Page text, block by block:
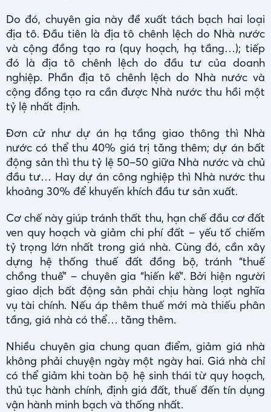
Do đó, chuyên gia này đề xuất tách bạch hai loại
địa tô. Đầu tiên là địa tô chênh lệch do Nhà nước
và cộng đồng tạo ra (quy hoạch, hạ tầng…); tiếp
đó là địa tô chênh lệch do đầu tư của doanh
nghiệp. Phần địa tô chênh lệch do Nhà nước và
cộng đồng tạo ra cần được Nhà nước thu hồi một
tỷ lệ nhất định.
Đơn cử như dự án hạ tầng giao thông thì Nhà
nước có thể thu 40% giá trị tăng thêm; dự án bất
động sản thì thu tỷ lệ 50–50 giữa Nhà nước và chủ
đầu tư… Hay dự án công nghiệp thì Nhà nước thu
khoảng 30% để khuyến khích đầu tư sản xuất.
Cơ chế này giúp tránh thất thu, hạn chế đầu cơ đất
ven quy hoạch và giảm chi phí đất – yếu tố chiếm
tỷ trọng lớn nhất trong giá nhà. Cùng đó, cần xây
dựng hệ thống thuế đất đồng bộ, tránh “thuế
chồng thuế” – chuyên gia “hiến kế”. Bởi hiện người
giao dịch bất động sản phải chịu hàng loạt nghĩa
vụ tài chính. Nếu áp thêm thuế mới mà thiếu phân
tầng, giá nhà có thể… tăng thêm.
Nhiều chuyên gia chung quan điểm, giảm giá nhà
không phải chuyện ngày một ngày hai. Giá nhà chỉ
có thể giảm khi toàn bộ hệ sinh thái từ quy hoạch,
thủ tục hành chính, định giá đất, thuế đến tín dụng
vận hành minh bạch và thống nhất.